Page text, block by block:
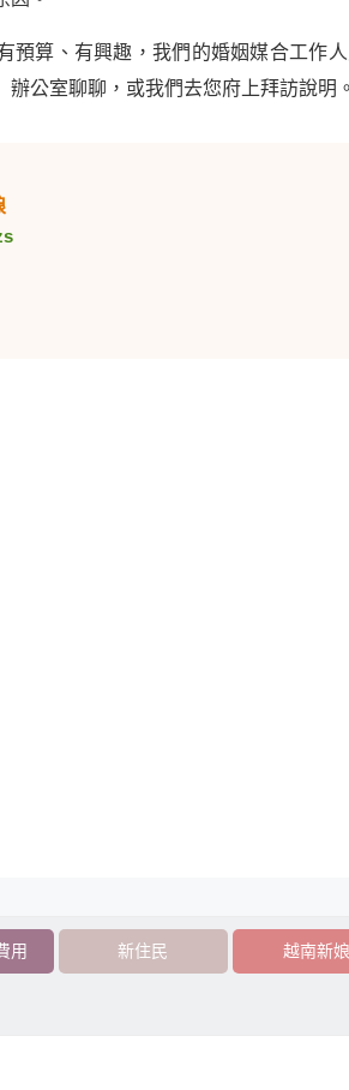
預算、有興趣，我們的婚姻媒合工作
辦公室聊聊，或我們去您府上拜訪說明
用 新住民 越南新